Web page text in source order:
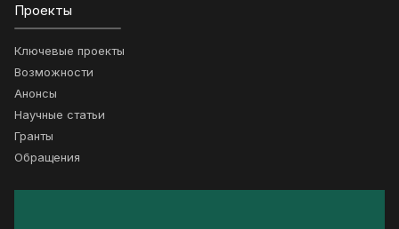
Проекты
Ключевые проекты
Возможности
Анонсы
Научные статьи
Гранты
Обращения